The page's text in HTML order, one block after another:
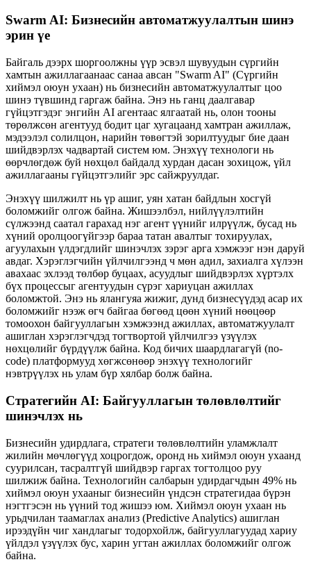
Swarm AI: Бизнесийн автоматжуулалтын шинэ
эрин үе
Байгаль дээрх шоргоолжны үүр эсвэл шувуудын сүргийн
хамтын ажиллагаанаас санаа авсан "Swarm AI" (Сүргийн
хиймэл оюун ухаан) нь бизнесийн автоматжуулалтыг цоо
шинэ түвшинд гаргаж байна. Энэ нь ганц даалгавар
гүйцэтгэдэг энгийн AI агентаас ялгаатай нь, олон тооны
төрөлжсөн агентууд бодит цаг хугацаанд хамтран ажиллаж,
мэдээлэл солилцон, нарийн төвөгтэй зорилтуудыг бие даан
шийдвэрлэх чадвартай систем юм. Энэхүү технологи нь
өөрчлөгдөж буй нөхцөл байдалд хурдан дасан зохицож, үйл
ажиллагааны гүйцэтгэлийг эрс сайжруулдаг.
Энэхүү шилжилт нь үр ашиг, уян хатан байдлын хосгүй
боломжийг олгож байна. Жишээлбэл, нийлүүлэлтийн
сүлжээнд саатал гарахад нэг агент үүнийг илрүүлж, бусад нь
хүний оролцоогүйгээр бараа татан авалтыг тохируулах,
агуулахын үлдэгдлийг шинэчлэх зэрэг арга хэмжээг нэн даруй
авдаг. Хэрэглэгчийн үйлчилгээнд ч мөн адил, захиалга хүлээн
авахаас эхлээд төлбөр буцаах, асуудлыг шийдвэрлэх хүртэлх
бүх процессыг агентуудын сүрэг хариуцан ажиллах
боломжтой. Энэ нь ялангуяа жижиг, дунд бизнесүүдэд асар их
боломжийг нээж өгч байгаа бөгөөд цөөн хүний нөөцөөр
томоохон байгууллагын хэмжээнд ажиллах, автоматжуулалт
ашиглан хэрэглэгчдэд тогтвортой үйлчилгээ үзүүлэх
нөхцөлийг бүрдүүлж байна. Код бичих шаардлагагүй (no-
code) платформууд хөгжсөнөөр энэхүү технологийг
нэвтрүүлэх нь улам бүр хялбар болж байна.
Стратегийн AI: Байгууллагын төлөвлөлтийг
шинэчлэх нь
Бизнесийн удирдлага, стратеги төлөвлөлтийн уламжлалт
жилийн мөчлөгүүд хоцрогдож, оронд нь хиймэл оюун ухаанд
суурилсан, тасралтгүй шийдвэр гаргах тогтолцоо руу
шилжиж байна. Технологийн салбарын удирдагчдын 49% нь
хиймэл оюун ухааныг бизнесийн үндсэн стратегидаа бүрэн
нэгтгэсэн нь үүний тод жишээ юм. Хиймэл оюун ухаан нь
урьдчилан таамаглах анализ (Predictive Analytics) ашиглан
ирээдүйн чиг хандлагыг тодорхойлж, байгууллагуудад хариу
үйлдэл үзүүлэх бус, харин угтан ажиллах боломжийг олгож
байна.